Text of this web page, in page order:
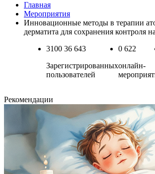
Главная
Мероприятия
Инновационные методы в терапии
дерматита для сохранения контроля
3100 36 643
Зарегистрированных
пользователей
0 622
онлайн-
Рекомендации